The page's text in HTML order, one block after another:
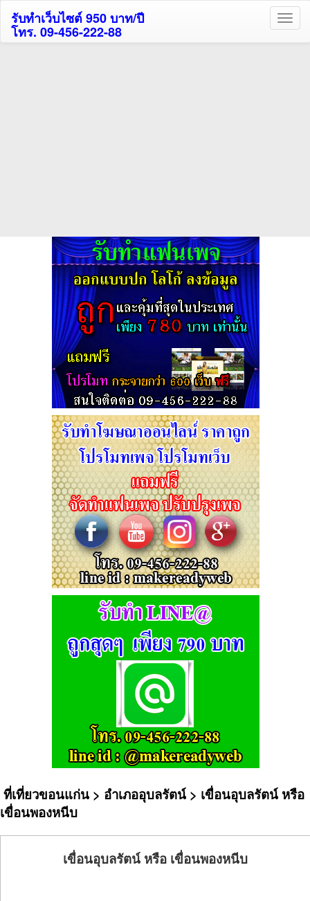
รับทำเว็บไซต์ 950 บาท/ปี
โทร. 09-456-222-88
ที่เที่ยวขอนแก่น > อำเภออุบลรัตน์ > เขื่อนอุบลรัตน์ หรือ
เขื่อนพองหนีบ
เขื่อนอุบลรัตน์ หรือ เขื่อนพองหนีบ